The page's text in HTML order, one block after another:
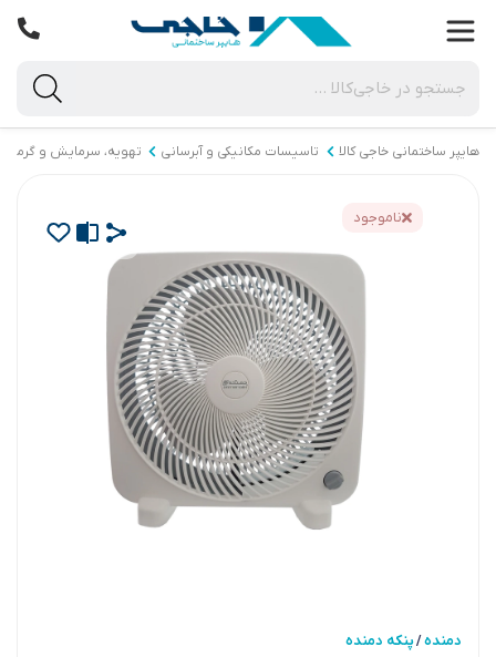
هایپر ساختمانی خاجی‌ کالا تاسیسات مکانیکی و آبرسانی تهویه، سرمایش و
ناموجود
دمنده/پنکه دمنده